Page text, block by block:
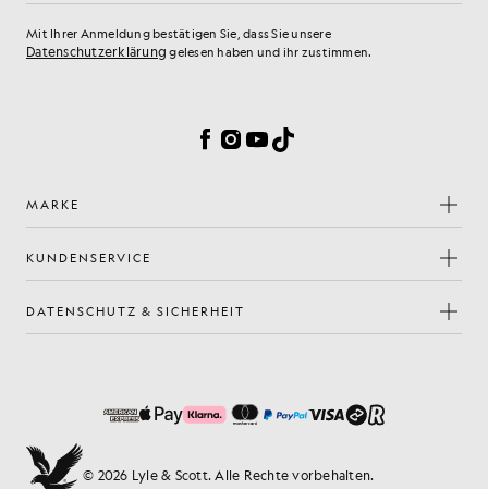
Mit Ihrer Anmeldung bestätigen Sie, dass Sie unsere
Datenschutzerklärung gelesen haben und ihr zustimmen.
Facebook
Instagram
YouTube
TikTok
MARKE
KUNDENSERVICE
DATENSCHUTZ & SICHERHEIT
© 2026 Lyle & Scott. Alle Rechte vorbehalten.